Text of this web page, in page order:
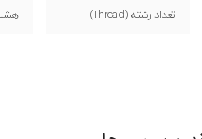
تعداد رشته (Thread)